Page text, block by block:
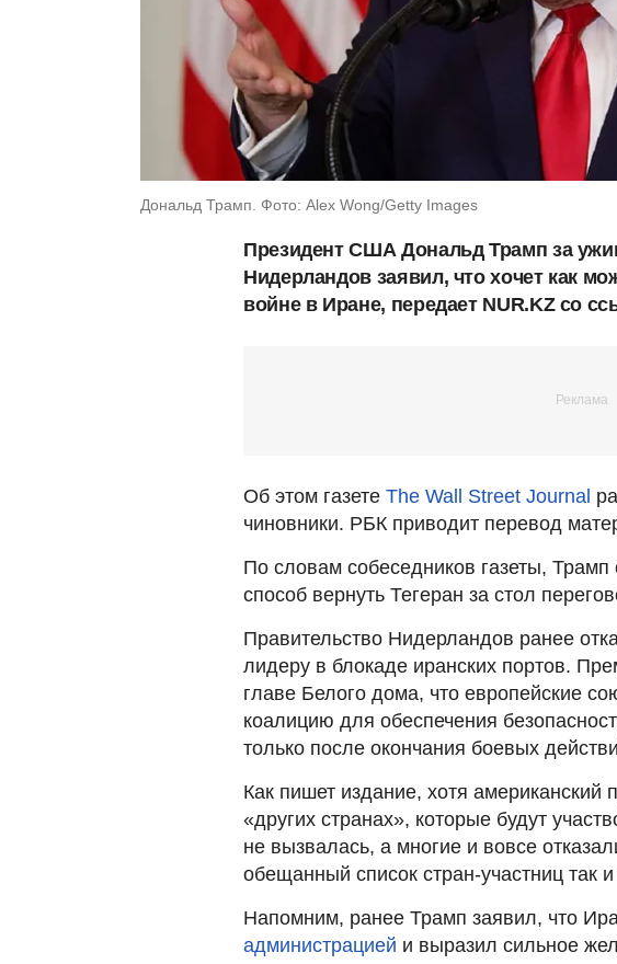
Дональд Трамп. Фото: Alex Wong/Getty Images
Президент США Дональд Трамп за
Нидерландов заявил, что хочет как
войне в Иране, передает NUR.KZ со
Об этом газете The Wall Street Journal
чиновники. РБК приводит перевод
По словам собеседников газеты, Трамп
способ вернуть Тегеран за стол
Правительство Нидерландов ранее
лидеру в блокаде иранских портов.
главе Белого дома, что европейские
коалицию для обеспечения
только после окончания боевых
Как пишет издание, хотя американский
«других странах», которые будут
не вызвалась, а многие и вовсе
обещанный список стран-участниц так
Напомним, ранее Трамп заявил, что
администрацией и выразил сильное